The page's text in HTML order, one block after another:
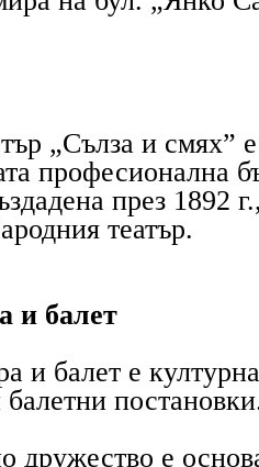
„Сълза и смях”
професионална
през 1892
театър.
и балет
и балет е
дружество е